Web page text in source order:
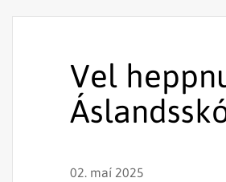
Vel
02. maí 2025